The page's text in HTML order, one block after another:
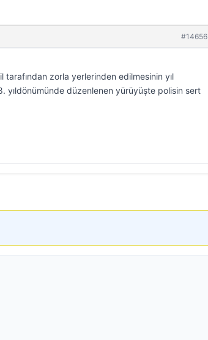
#14656
tarafından zorla yerlerinden edilmesinin yıl
yıldönümünde düzenlenen yürüyüşte polisin sert